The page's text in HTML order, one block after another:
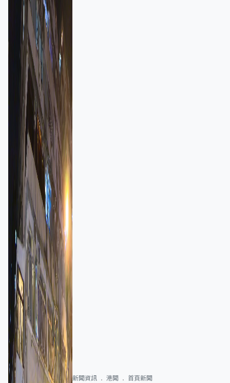
新聞資訊 港聞 首頁新聞